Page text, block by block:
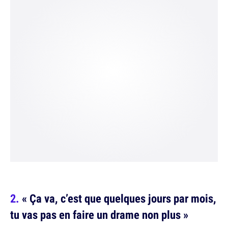
« Ça va, c’est que quelques jours par mois,
tu vas pas en faire un drame non plus »